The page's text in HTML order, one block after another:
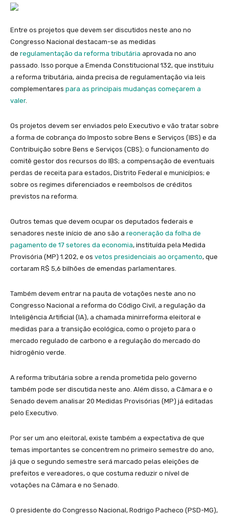
Entre os projetos que devem ser discutidos neste ano no
Congresso Nacional destacam-se as medidas
de regulamentação da reforma tributária aprovada no ano
passado. Isso porque a Emenda Constitucional 132, que instituiu
a reforma tributária, ainda precisa de regulamentação via leis
complementares para as principais mudanças começarem a
valer.
Os projetos devem ser enviados pelo Executivo e vão tratar sobre
a forma de cobrança do Imposto sobre Bens e Serviços (IBS) e da
Contribuição sobre Bens e Serviços (CBS); o funcionamento do
comitê gestor dos recursos do IBS; a compensação de eventuais
perdas de receita para estados, Distrito Federal e municípios; e
sobre os regimes diferenciados e reembolsos de créditos
previstos na reforma.
Outros temas que devem ocupar os deputados federais e
senadores neste início de ano são a reoneração da folha de
pagamento de 17 setores da economia, instituída pela Medida
Provisória (MP) 1.202, e os vetos presidenciais ao orçamento, que
cortaram R$ 5,6 bilhões de emendas parlamentares.
Também devem entrar na pauta de votações neste ano no
Congresso Nacional a reforma do Código Civil, a regulação da
Inteligência Artificial (IA), a chamada minirreforma eleitoral e
medidas para a transição ecológica, como o projeto para o
mercado regulado de carbono e a regulação do mercado do
hidrogênio verde.
A reforma tributária sobre a renda prometida pelo governo
também pode ser discutida neste ano. Além disso, a Câmara e o
Senado devem analisar 20 Medidas Provisórias (MP) já editadas
pelo Executivo.
Por ser um ano eleitoral, existe também a expectativa de que
temas importantes se concentrem no primeiro semestre do ano,
já que o segundo semestre será marcado pelas eleições de
prefeitos e vereadores, o que costuma reduzir o nível de
votações na Câmara e no Senado.
O presidente do Congresso Nacional, Rodrigo Pacheco (PSD-MG),